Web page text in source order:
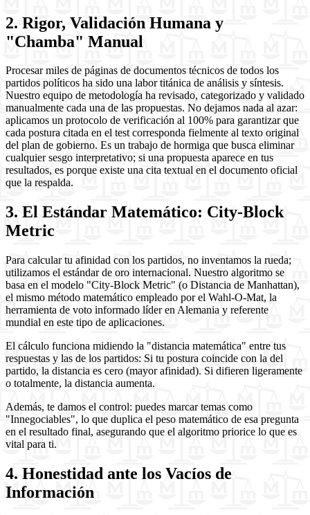
2. Rigor, Validación Humana y
"Chamba" Manual
Procesar miles de páginas de documentos técnicos de todos los
partidos políticos ha sido una labor titánica de análisis y síntesis.
Nuestro equipo de metodología ha revisado, categorizado y validado
manualmente cada una de las propuestas. No dejamos nada al azar:
aplicamos un protocolo de verificación al 100% para garantizar que
cada postura citada en el test corresponda fielmente al texto original
del plan de gobierno. Es un trabajo de hormiga que busca eliminar
cualquier sesgo interpretativo; si una propuesta aparece en tus
resultados, es porque existe una cita textual en el documento oficial
que la respalda.
3. El Estándar Matemático: City-Block
Metric
Para calcular tu afinidad con los partidos, no inventamos la rueda;
utilizamos el estándar de oro internacional. Nuestro algoritmo se
basa en el modelo "City-Block Metric" (o Distancia de Manhattan),
el mismo método matemático empleado por el Wahl-O-Mat, la
herramienta de voto informado líder en Alemania y referente
mundial en este tipo de aplicaciones.
El cálculo funciona midiendo la "distancia matemática" entre tus
respuestas y las de los partidos: Si tu postura coincide con la del
partido, la distancia es cero (mayor afinidad). Si difieren ligeramente
o totalmente, la distancia aumenta.
Además, te damos el control: puedes marcar temas como
"Innegociables", lo que duplica el peso matemático de esa pregunta
en el resultado final, asegurando que el algoritmo priorice lo que es
vital para ti.
4. Honestidad ante los Vacíos de
Información